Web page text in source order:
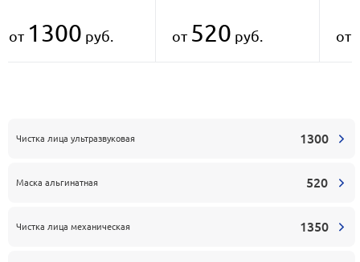
Чистка лица ультразвуковая 1300
Маска альгинатная 520
Чистка лица механическая 1350
от 1300 руб. от 520 руб. от